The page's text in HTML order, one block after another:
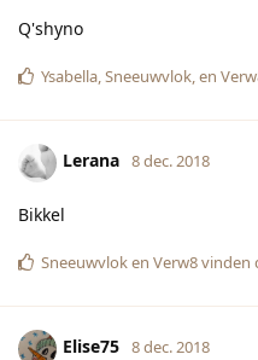
Q'shyno
Ysabella Sneeuwvlok , en
Lerana 8 dec. 2018
Bikkel
Sneeuwvloken Verw8vinden
Elise75 8 dec. 2018